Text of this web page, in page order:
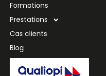
Formations
Prestations
Cas clients
Blog